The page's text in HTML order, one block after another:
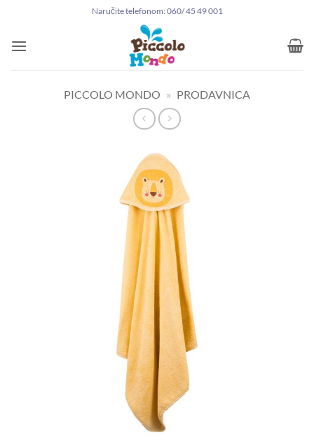
sadržaj
Naručite telefonom: 060/ 45 49 001
PICCOLO MONDO » PRODAVNICA